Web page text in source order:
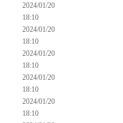
2024/01/20
18:10
2024/01/20
18:10
2024/01/20
18:10
2024/01/20
18:10
2024/01/20
18:10